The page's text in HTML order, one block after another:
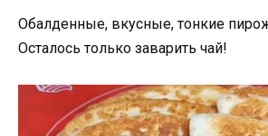
Обалденные, вкусные, тонкие
Осталось только заварить чай!